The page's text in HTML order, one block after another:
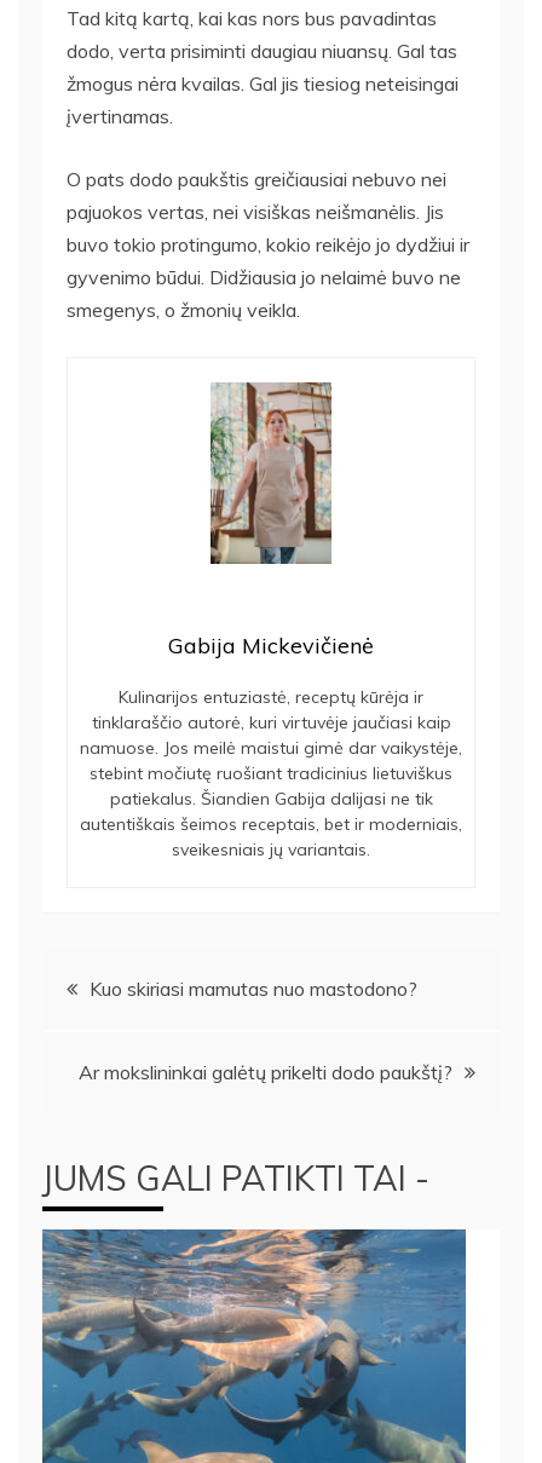
Tad kitą kartą, kai kas nors bus pavadintas
dodo, verta prisiminti daugiau niuansų. Gal tas
žmogus nėra kvailas. Gal jis tiesiog neteisingai
įvertinamas.
O pats dodo paukštis greičiausiai nebuvo nei
pajuokos vertas, nei visiškas neišmanėlis. Jis
buvo tokio protingumo, kokio reikėjo jo dydžiui ir
gyvenimo būdui. Didžiausia jo nelaimė buvo ne
smegenys, o žmonių veikla.
Gabija Mickevičienė
Kulinarijos entuziastė, receptų kūrėja ir
tinklaraščio autorė, kuri virtuvėje jaučiasi kaip
namuose. Jos meilė maistui gimė dar vaikystėje,
stebint močiutę ruošiant tradicinius lietuviškus
patiekalus. Šiandien Gabija dalijasi ne tik
autentiškais šeimos receptais, bet ir moderniais,
sveikesniais jų variantais.
Navigacija
Kuo skiriasi mamutas nuo mastodono?
Ar mokslininkai galėtų prikelti dodo paukštį?
JUMS GALI PATIKTI TAI -